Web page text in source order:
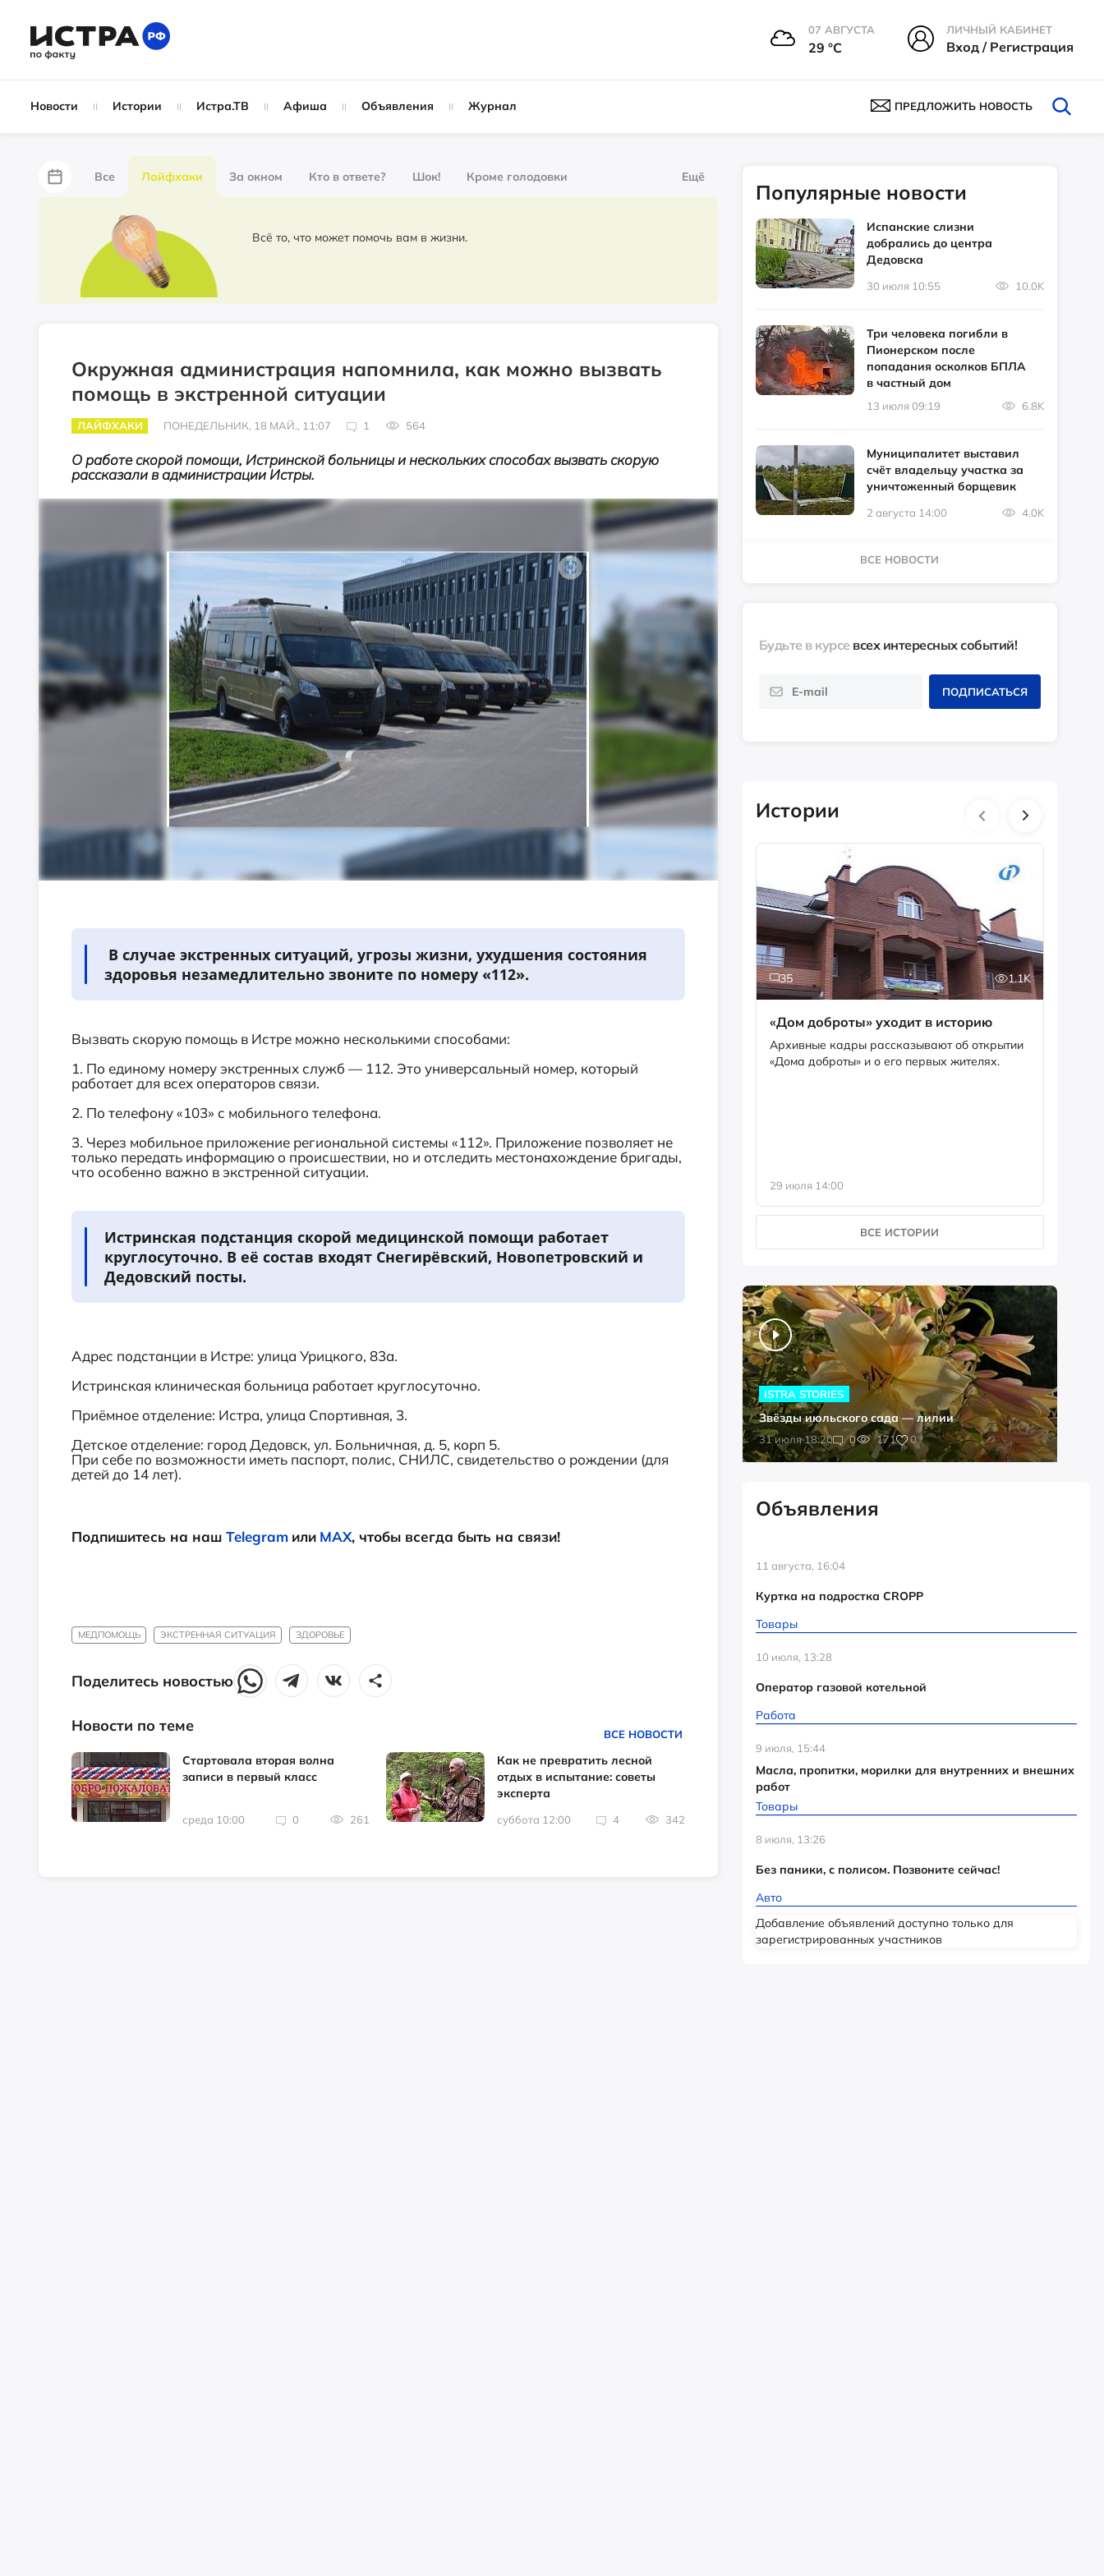
07 АВГУСТА
29 °С
ЛИЧНЫЙ КАБИНЕТ
Вход / Регистрация
Новости Истории Истра.ТВ Афиша Объявления Журнал ПРЕДЛОЖИТЬ НОВОСТЬ
Все Лайфхаки За окном Кто в ответе? Шок! Кроме голодовки
За забором
Партнёрский материал
Ещё
Всё то, что может помочь вам в жизни.
Окружная администрация напомнила, как можно вызвать
помощь в экстренной ситуации
ЛАЙФХАКИ ПОНЕДЕЛЬНИК, 18 МАЙ., 11:07 1 564
О работе скорой помощи, Истринской больницы и нескольких способах вызвать скорую
рассказали в администрации Истры.
В случае экстренных ситуаций, угрозы жизни, ухудшения состояния
здоровья незамедлительно звоните по номеру «112».
Вызвать скорую помощь в Истре можно несколькими способами:
1. По единому номеру экстренных служб — 112. Это универсальный номер, который
работает для всех операторов связи.
2. По телефону «103» с мобильного телефона.
3. Через мобильное приложение региональной системы «112». Приложение позволяет не
только передать информацию о происшествии, но и отследить местонахождение бригады,
что особенно важно в экстренной ситуации.
Истринская подстанция скорой медицинской помощи работает
круглосуточно. В её состав входят Снегирёвский, Новопетровский и
Дедовский посты.
Адрес подстанции в Истре: улица Урицкого, 83а.
Истринская клиническая больница работает круглосуточно.
Приёмное отделение: Истра, улица Спортивная, 3.
Детское отделение: город Дедовск, ул. Больничная, д. 5, корп 5.
При себе по возможности иметь паспорт, полис, СНИЛС, свидетельство о рождении (для
детей до 14 лет).
Подпишитесь на наш Telegram или MAX, чтобы всегда быть на связи!
МЕДПОМОЩЬ ЭКСТРЕННАЯ СИТУАЦИЯ ЗДОРОВЬЕ
Поделитесь новостью
Новости по теме ВСЕ НОВОСТИ
Стартовала вторая волна
записи в первый класс
среда 10:00 0 261
Как не превратить лесной
отдых в испытание: советы
эксперта
суббота 12:00 4 342
Популярные новости
Испанские слизни
добрались до центра
Дедовска
30 июля 10:55 10.0K
Три человека погибли в
Пионерском после
попадания осколков БПЛА
в частный дом
13 июля 09:19 6.8K
Муниципалитет выставил
счёт владельцу участка за
уничтоженный борщевик
2 августа 14:00 4.0K
ВСЕ НОВОСТИ
Будьте в курсе всех интересных событий!
ПОДПИСАТЬСЯ
Истории
35 1.1K
«Дом доброты» уходит в историю
Архивные кадры рассказывают об открытии
«Дома доброты» и о его первых жителях.
29 июля 14:00
ВСЕ ИСТОРИИ
31 июля 18:20 0 171 0
ISTRA STORIES
Звёзды июльского сада — лилии
Объявления
11 августа, 16:04
Куртка на подростка CROPP
Товары
10 июля, 13:28
Оператор газовой котельной
Работа
9 июля, 15:44
Масла, пропитки, морилки для внутренних и внешних
работ
Товары
8 июля, 13:26
Без паники, с полисом. Позвоните сейчас!
Авто
Добавление объявлений доступно только для
зарегистрированных участников